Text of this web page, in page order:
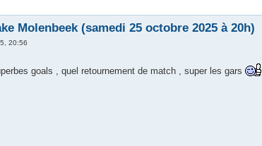
Molenbeek (samedi 25 octobre 2025 à 20h)
20:56
goals , quel retournement de match , super les gars